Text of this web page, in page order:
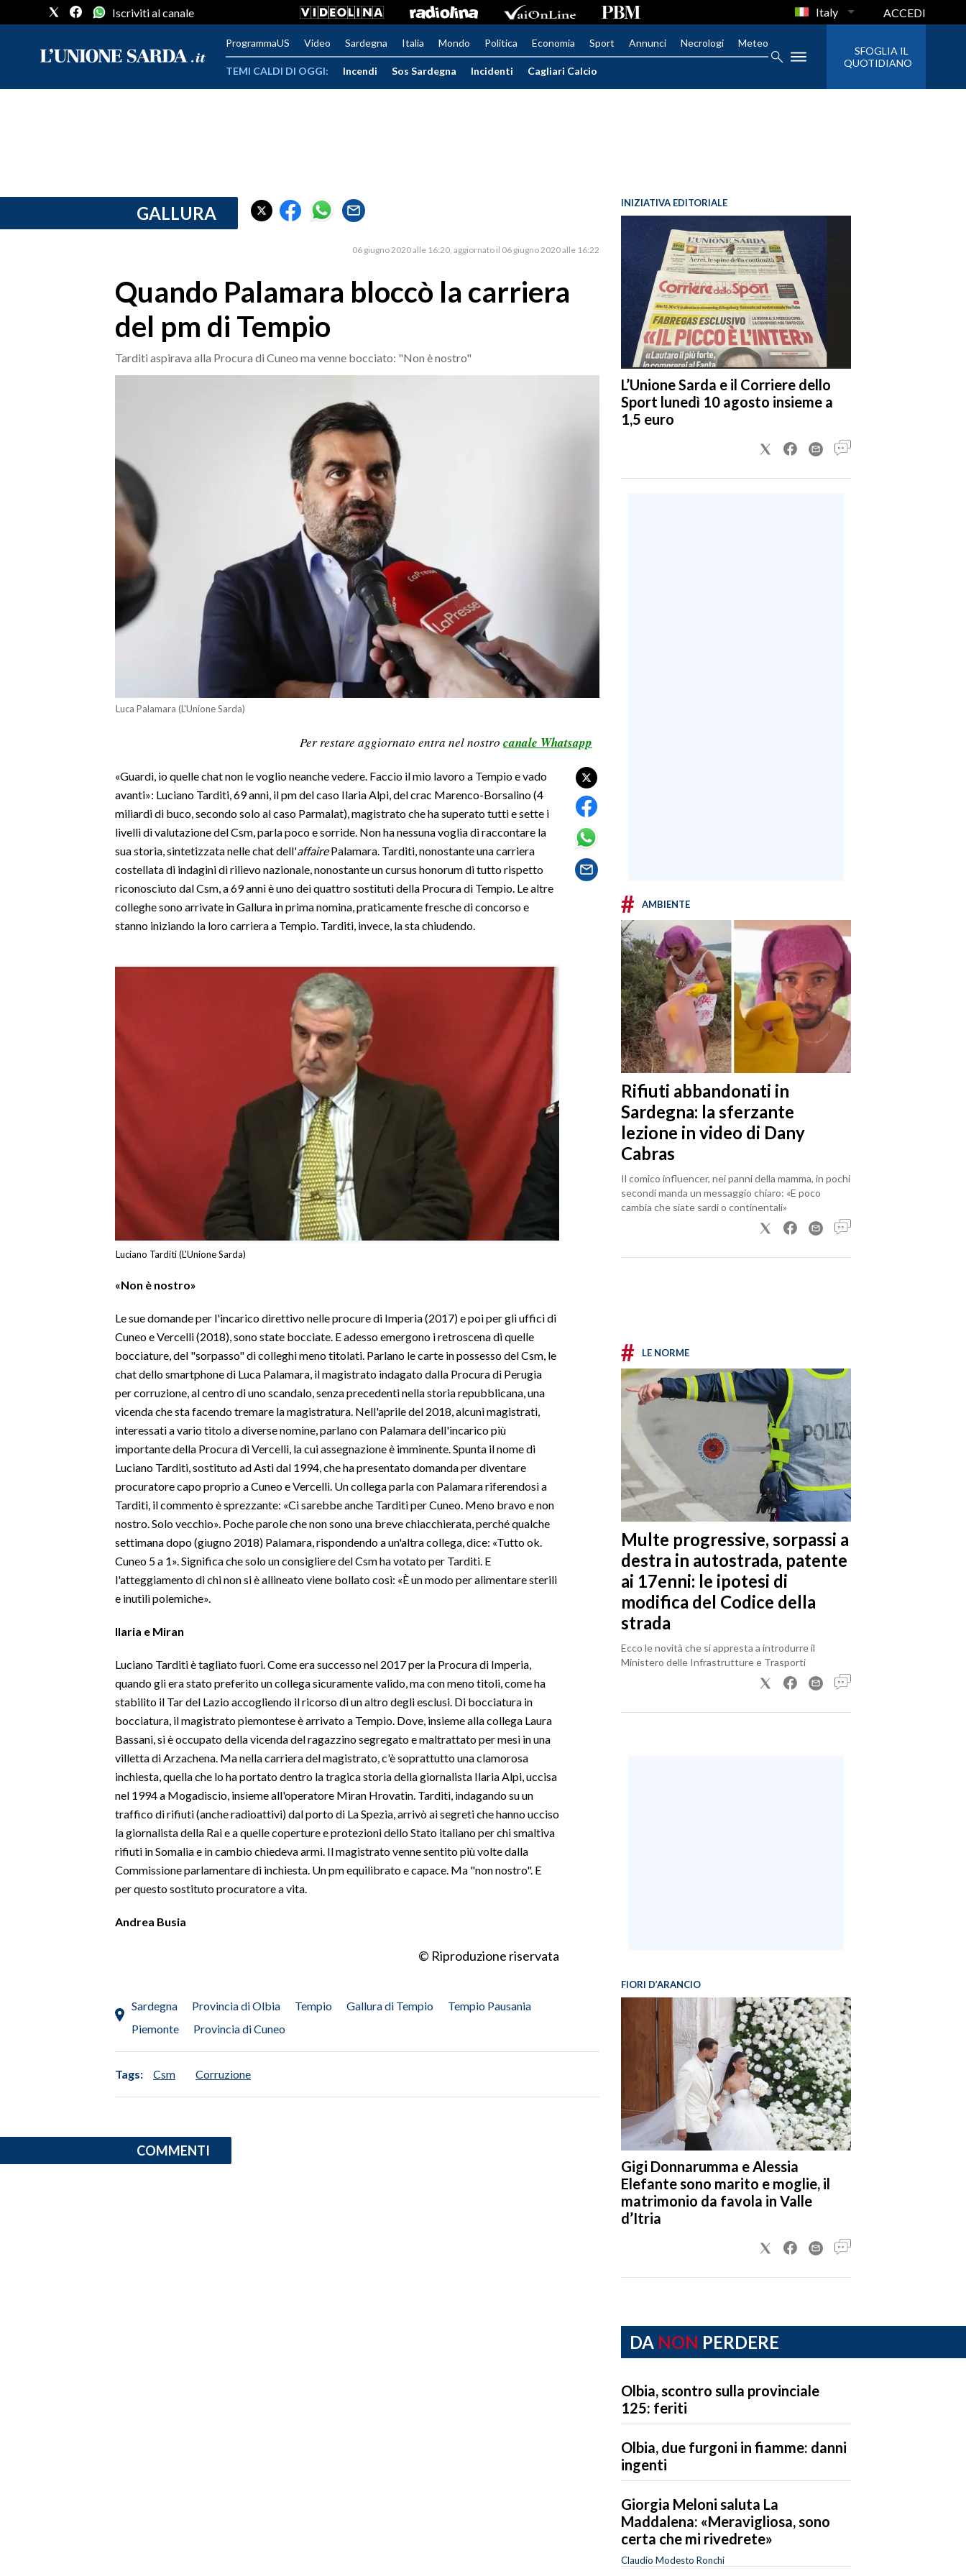
PROVINCIA DI CAGLIARI
RISULTATI E CLASSIFICHE
Iscriviti al canale Italy ACCEDI
ProgrammaUS Video Sardegna Italia Mondo Politica Economia Sport Annunci Necrologi Meteo
TEMI CALDI DI OGGI: Incendi Sos Sardegna Incidenti Cagliari Calcio
SFOGLIA IL
QUOTIDIANO
GALLURA
06 giugno 2020 alle 16:20 aggiornato il 06 giugno 2020 alle 16:22
Quando Palamara bloccò la carriera
del pm di Tempio
Tarditi aspirava alla Procura di Cuneo ma venne bocciato: "Non è nostro"
Luca Palamara (L'Unione Sarda)
Per restare aggiornato entra nel nostro canale Whatsapp
«Guardi, io quelle chat non le voglio neanche vedere. Faccio il mio lavoro a Tempio e vado
avanti»: Luciano Tarditi, 69 anni, il pm del caso Ilaria Alpi, del crac Marenco-Borsalino (4
miliardi di buco, secondo solo al caso Parmalat), magistrato che ha superato tutti e sette i
livelli di valutazione del Csm, parla poco e sorride. Non ha nessuna voglia di raccontare la
sua storia, sintetizzata nelle chat dell'affairePalamara. Tarditi, nonostante una carriera
costellata di indagini di rilievo nazionale, nonostante un cursus honorum di tutto rispetto
riconosciuto dal Csm, a 69 anni è uno dei quattro sostituti della Procura di Tempio. Le altre
colleghe sono arrivate in Gallura in prima nomina, praticamente fresche di concorso e
stanno iniziando la loro carriera a Tempio. Tarditi, invece, la sta chiudendo.
Luciano Tarditi (L'Unione Sarda)
«Non è nostro»
Le sue domande per l'incarico direttivo nelle procure di Imperia (2017) e poi per gli uffici di
Cuneo e Vercelli (2018), sono state bocciate. E adesso emergono i retroscena di quelle
bocciature, del "sorpasso" di colleghi meno titolati. Parlano le carte in possesso del Csm, le
chat dello smartphone di Luca Palamara, il magistrato indagato dalla Procura di Perugia
per corruzione, al centro di uno scandalo, senza precedenti nella storia repubblicana, una
vicenda che sta facendo tremare la magistratura. Nell'aprile del 2018, alcuni magistrati,
interessati a vario titolo a diverse nomine, parlano con Palamara dell'incarico più
importante della Procura di Vercelli, la cui assegnazione è imminente. Spunta il nome di
Luciano Tarditi, sostituto ad Asti dal 1994, che ha presentato domanda per diventare
procuratore capo proprio a Cuneo e Vercelli. Un collega parla con Palamara riferendosi a
Tarditi, il commento è sprezzante: «Ci sarebbe anche Tarditi per Cuneo. Meno bravo e non
nostro. Solo vecchio». Poche parole che non sono una breve chiacchierata, perché qualche
settimana dopo (giugno 2018) Palamara, rispondendo a un'altra collega, dice: «Tutto ok.
Cuneo 5 a 1». Significa che solo un consigliere del Csm ha votato per Tarditi. E
l'atteggiamento di chi non si è allineato viene bollato così: «È un modo per alimentare sterili
e inutili polemiche».
Ilaria e Miran
Luciano Tarditi è tagliato fuori. Come era successo nel 2017 per la Procura di Imperia,
quando gli era stato preferito un collega sicuramente valido, ma con meno titoli, come ha
stabilito il Tar del Lazio accogliendo il ricorso di un altro degli esclusi. Di bocciatura in
bocciatura, il magistrato piemontese è arrivato a Tempio. Dove, insieme alla collega Laura
Bassani, si è occupato della vicenda del ragazzino segregato e maltrattato per mesi in una
villetta di Arzachena. Ma nella carriera del magistrato, c'è soprattutto una clamorosa
inchiesta, quella che lo ha portato dentro la tragica storia della giornalista Ilaria Alpi, uccisa
nel 1994 a Mogadiscio, insieme all'operatore Miran Hrovatin. Tarditi, indagando su un
traffico di rifiuti (anche radioattivi) dal porto di La Spezia, arrivò ai segreti che hanno ucciso
la giornalista della Rai e a quelle coperture e protezioni dello Stato italiano per chi smaltiva
rifiuti in Somalia e in cambio chiedeva armi. Il magistrato venne sentito più volte dalla
Commissione parlamentare di inchiesta. Un pm equilibrato e capace. Ma "non nostro". E
per questo sostituto procuratore a vita.
Andrea Busia
© Riproduzione riservata
Sardegna Provincia di Olbia Tempio Gallura di Tempio
Tempio Pausania
Piemonte
Provincia di Cuneo
Tags: Csm Corruzione
COMMENTI
INIZIATIVA EDITORIALE
L’Unione Sarda e il Corriere dello
Sport lunedì 10 agosto insieme a
1,5 euro
# AMBIENTE
Rifiuti abbandonati in
Sardegna: la sferzante
lezione in video di Dany
Cabras
Il comico influencer, nei panni della mamma, in pochi
secondi manda un messaggio chiaro: «E poco
cambia che siate sardi o continentali»
# LE NORME
Multe progressive, sorpassi a
destra in autostrada, patente
ai 17enni: le ipotesi di
modifica del Codice della
strada
Ecco le novità che si appresta a introdurre il
Ministero delle Infrastrutture e Trasporti
FIORI D’ARANCIO
Gigi Donnarumma e Alessia
Elefante sono marito e moglie, il
matrimonio da favola in Valle
d’Itria
DA NON PERDERE
Olbia, scontro sulla provinciale
125: feriti
Olbia, due furgoni in fiamme: danni
ingenti
Giorgia Meloni saluta La
Maddalena: «Meravigliosa, sono
certa che mi rivedrete»
Claudio Modesto Ronchi